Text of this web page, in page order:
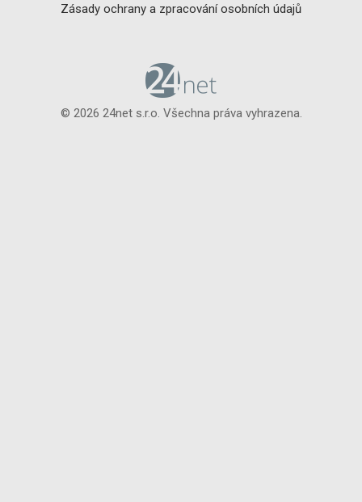
Zásady ochrany a zpracování osobních údajů
© 2026 24net s.r.o. Všechna práva vyhrazena.